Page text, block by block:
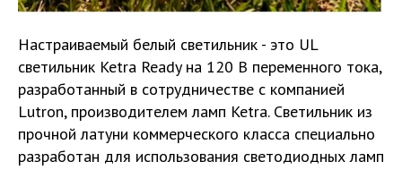
Настраиваемый белый светильник - это UL
светильник Ketra Ready на 120 В переменного тока,
разработанный в сотрудничестве с компанией
Lutron, производителем ламп Ketra. Светильник из
прочной латуни коммерческого класса специально
разработан для использования светодиодных ламп